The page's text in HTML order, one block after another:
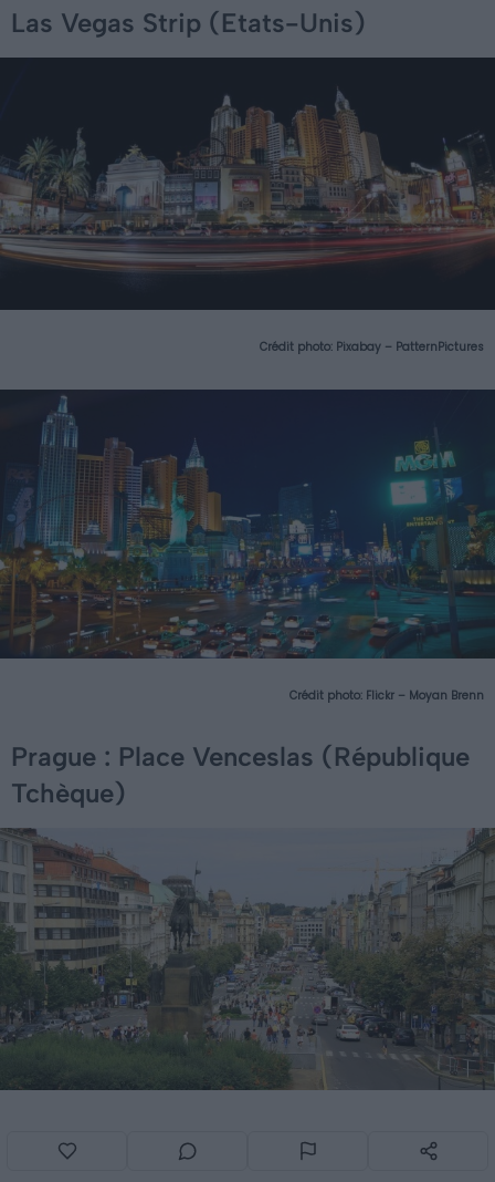
Las Vegas Strip (Etats-Unis)
Crédit photo: Pixabay – PatternPictures
Crédit photo: Flickr – Moyan Brenn
Prague : Place Venceslas (République
Tchèque)